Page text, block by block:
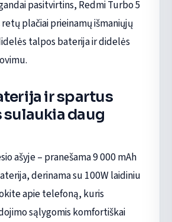
pasitvirtins, Redmi Turbo 5
plačiai prieinamų išmaniųjų
talpos baterija ir didelės
ir spartus
daug
ašyje – pranešama 9 000 mAh
derinama su 100W laidiniu
apie telefoną, kuris
sąlygomis komfortiškai